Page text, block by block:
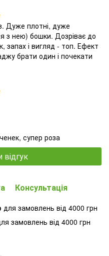
Дуже плотні, дуже
з нею) бошки. Дозріває до
і вигляд - топ. Ефект
брати один і почекати
супер роза
відгук
Консультація
для замовлень від 4000 грн
замовлень від 4000 грн